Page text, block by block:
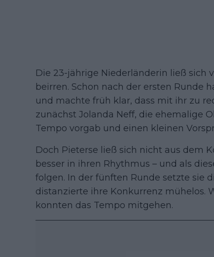
Die 23-jährige Niederländerin ließ sich
beirren. Schon nach der ersten Runde
und machte früh klar, dass mit ihr zu
zunächst Jolanda Neff, die ehemalige
Tempo vorgab und einen kleinen
Doch Pieterse ließ sich nicht aus dem
besser in ihren Rhythmus – und als
folgen. In der fünften Runde setzte sie
distanzierte ihre Konkurrenz mühelos.
konnten das Tempo mitgehen.